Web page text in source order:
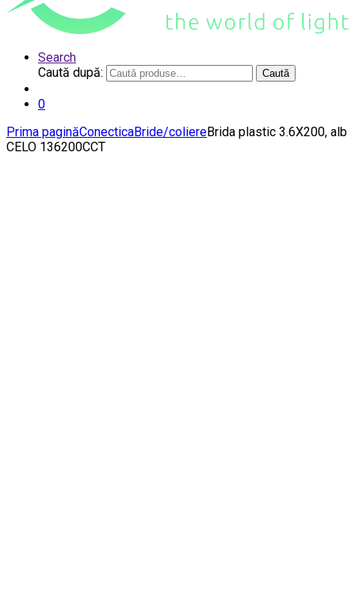
Search
Caută după:
Caută
0
Prima paginăConecticaBride/coliereBrida plastic 3.6X200, alb
CELO 136200CCT